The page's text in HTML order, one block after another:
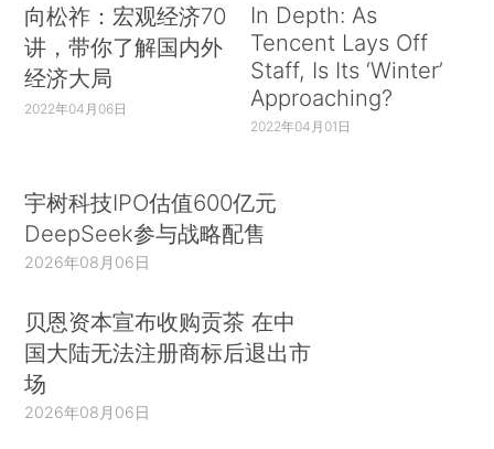
向松祚：宏观经济70
讲，带你了解国内外
经济大局
2022年04月06日
In Depth: As
Tencent Lays Off
Staff, Is Its ‘Winter’
Approaching?
2022年04月01日
宇树科技IPO估值600亿元
DeepSeek参与战略配售
2026年08月06日
贝恩资本宣布收购贡茶 在中
国大陆无法注册商标后退出市
场
2026年08月06日